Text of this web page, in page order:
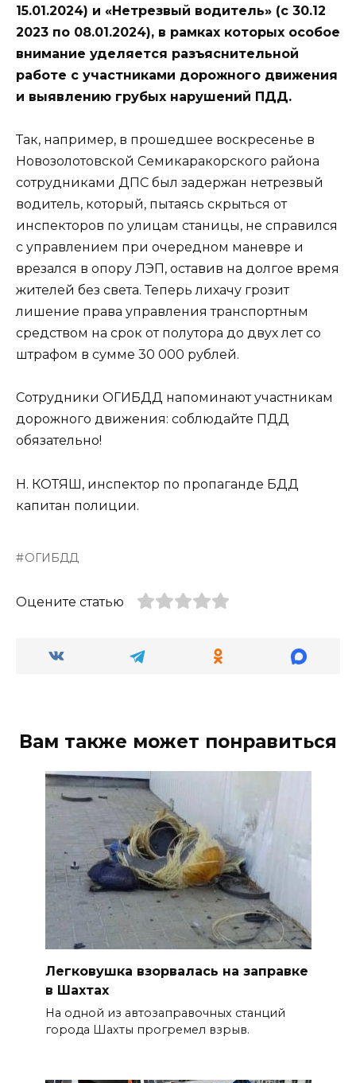
15.01.2024) и «Нетрезвый водитель» (с 30.12
2023 по 08.01.2024), в рамках которых особое
внимание уделяется разъяснительной
работе с участниками дорожного движения
и выявлению грубых нарушений ПДД.
Так, например, в прошедшее воскресенье в
Новозолотовской Семикаракорского района
сотрудниками ДПС был задержан нетрезвый
водитель, который, пытаясь скрыться от
инспекторов по улицам станицы, не справился
с управлением при очередном маневре и
врезался в опору ЛЭП, оставив на долгое время
жителей без света. Теперь лихачу грозит
лишение права управления транспортным
средством на срок от полутора до двух лет со
штрафом в сумме 30 000 рублей.
Сотрудники ОГИБДД напоминают участникам
дорожного движения: соблюдайте ПДД
обязательно!
Н. КОТЯШ, инспектор по пропаганде БДД
капитан полиции.
ОГИБДД
Оцените статью
Вам также может понравиться
Легковушка взорвалась на заправке
в Шахтах
На одной из автозаправочных станций
города Шахты прогремел взрыв.